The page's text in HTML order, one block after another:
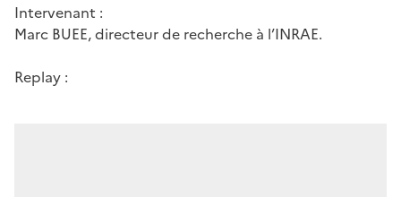
Intervenant :
Marc BUEE, directeur de recherche à l’INRAE.
Replay :